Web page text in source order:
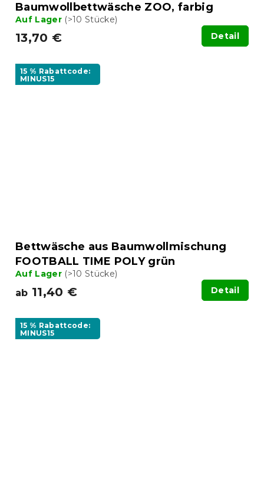
Baumwollbettwäsche ZOO, farbig
Auf Lager (>10 Stücke)
13,70 € Detail
15 % Rabattcode:
MINUS15
Bettwäsche aus Baumwollmischung
FOOTBALL TIME POLY grün
Auf Lager (>10 Stücke)
ab 11,40 € Detail
15 % Rabattcode:
MINUS15